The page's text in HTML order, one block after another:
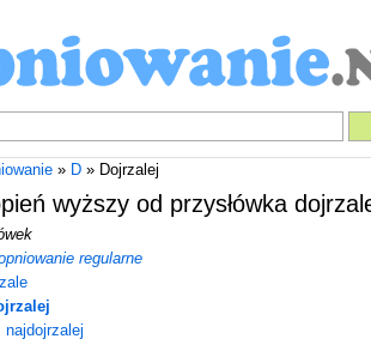
» D» Dojrzalej
wyższy od przysłówka
regularne
najdojrzalej